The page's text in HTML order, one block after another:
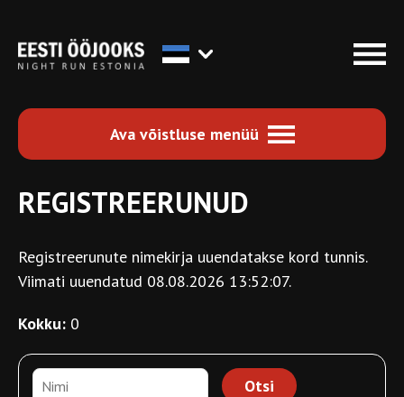
Ava võistluse menüü
REGISTREERUNUD
Registreerunute nimekirja uuendatakse kord tunnis.
Viimati uuendatud 08.08.2026 13:52:07.
Kokku: 0